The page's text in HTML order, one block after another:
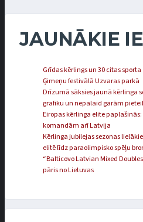
JAUNĀKIE
Grīdas kērlings un 30 citas
Ģimeņu festivālā Uzvaras parkā
Drīzumā sāksies jaunā kērlinga
grafiku un nepalaid garām
Eiropas kērlinga elite
komandām arī Latvija
Kērlinga jubilejas sezonas
elitē līdz paraolimpisko spēļu
“Balticovo Latvian Mixed
pāris no Lietuvas